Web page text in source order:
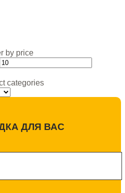
by price
categories
ДЛЯ ВАС